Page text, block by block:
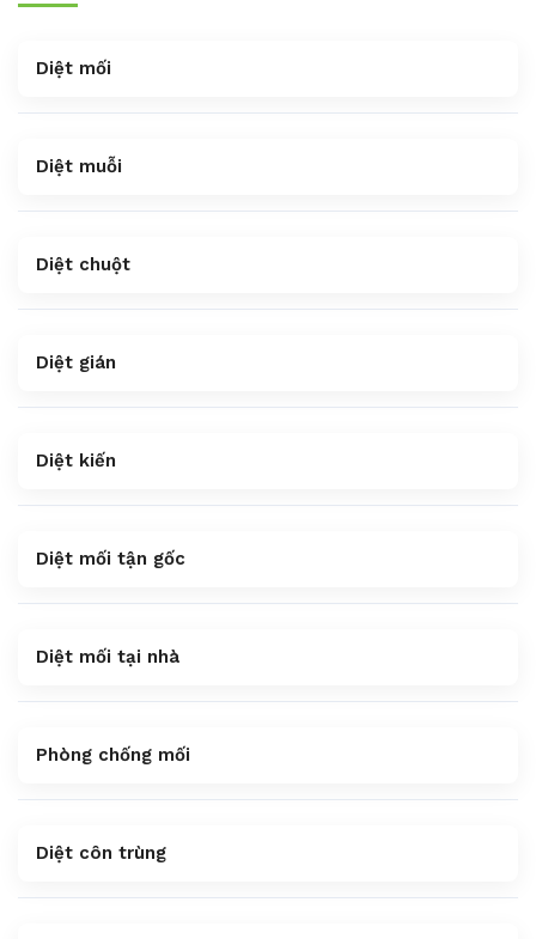
Diệt mối
Diệt muỗi
Diệt chuột
Diệt gián
Diệt kiến
Diệt mối tận gốc
Diệt mối tại nhà
Phòng chống mối
Diệt côn trùng